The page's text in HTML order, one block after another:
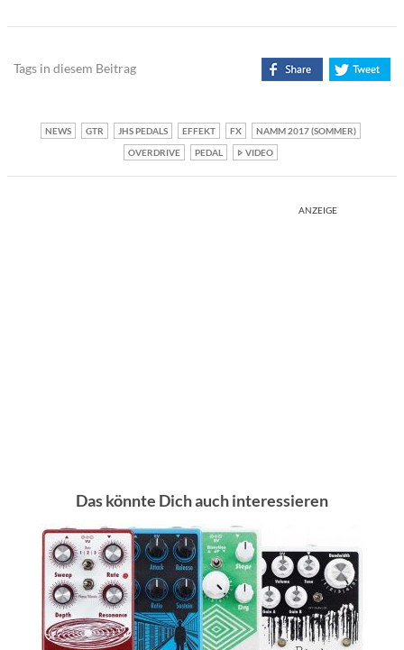
Tags in diesem Beitrag
NEWS GTR JHS PEDALS EFFEKT FX
NAMM 2017 (SOMMER)
OVERDRIVE
PEDAL VIDEO
ANZEIGE
Das könnte Dich auch interessieren